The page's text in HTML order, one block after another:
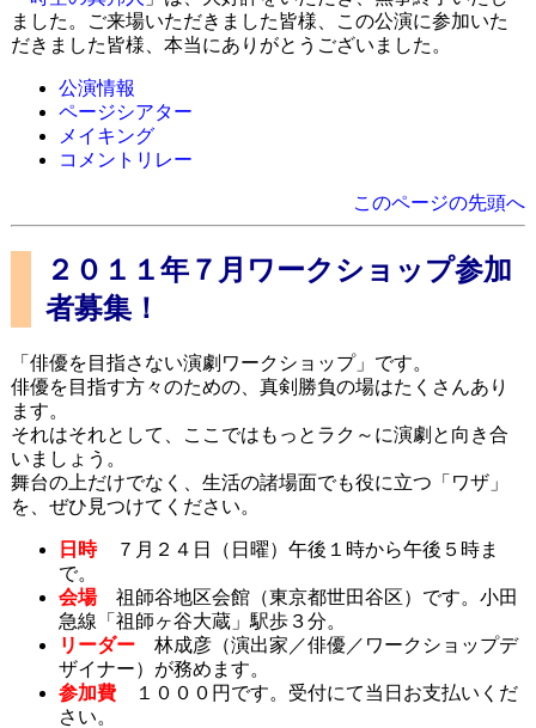
ました。ご来場いただきました皆様、この公演に参加いた
だきました皆様、本当にありがとうございました。
公演情報
ページシアター
メイキング
コメントリレー
このページの先頭へ
２０１１年７月ワークショップ参加
者募集！
「俳優を目指さない演劇ワークショップ」です。
俳優を目指す方々のための、真剣勝負の場はたくさんあり
ます。
それはそれとして、ここではもっとラク～に演劇と向き合
いましょう。
舞台の上だけでなく、生活の諸場面でも役に立つ「ワザ」
を、ぜひ見つけてください。
日時７月２４日（日曜）午後１時から午後５時ま
で。
会場祖師谷地区会館（東京都世田谷区）です。小田
急線「祖師ヶ谷大蔵」駅歩３分。
リーダー林成彦（演出家／俳優／ワークショップデ
ザイナー）が務めます。
参加費１０００円です。受付にて当日お支払いくだ
さい。